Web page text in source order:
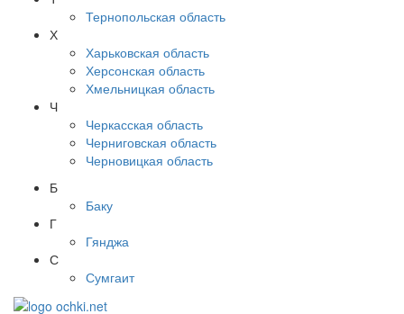
Тернопольская область
Х
Харьковская область
Херсонская область
Хмельницкая область
Ч
Черкасская область
Черниговская область
Черновицкая область
Б
Баку
Г
Гянджа
С
Сумгаит